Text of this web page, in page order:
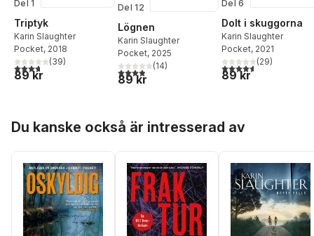
Del 1
Triptyk
Karin Slaughter
Pocket, 2018
3,7utav 5 stjärnor. Totalt antal röster:
(39)
89 kr
Del 12
Lögnen
Karin Slaughter
Pocket, 2025
3,9utav 5 stjärnor. Totalt antal röster:
(14)
89 kr
Del 6
Dolt i skuggorna
Karin Slaughter
Pocket, 2021
4,6utav 5 stjärnor.
(29)
89 kr
Du kanske också är intresserad av